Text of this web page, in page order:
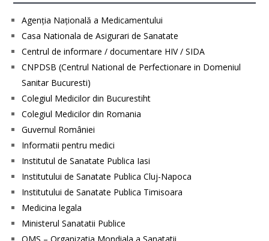
Agenţia Naţională a Medicamentului
Casa Nationala de Asigurari de Sanatate
Centrul de informare / documentare HIV / SIDA
CNPDSB (Centrul National de Perfectionare in Domeniul
Sanitar Bucuresti)
Colegiul Medicilor din Bucurestiht
Colegiul Medicilor din Romania
Guvernul României
Informatii pentru medici
Institutul de Sanatate Publica Iasi
Institutului de Sanatate Publica Cluj-Napoca
Institutului de Sanatate Publica Timisoara
Medicina legala
Ministerul Sanatatii Publice